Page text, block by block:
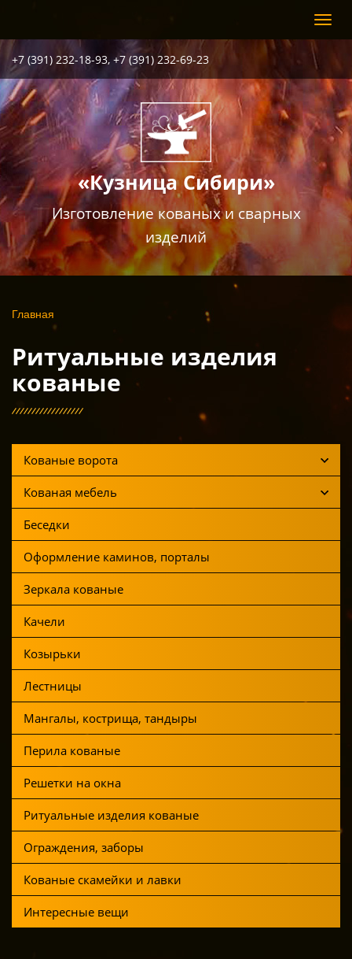
основному
содержанию
+7 (391) 232-18-93, +7 (391) 232-69-23
«Кузница Сибири»
Изготовление кованых и сварных
изделий
Вы
здесь
Главная
Ритуальные изделия
кованые
Кованые ворота
Кованая мебель
Беседки
Оформление каминов, порталы
Зеркала кованые
Качели
Козырьки
Лестницы
Мангалы, кострища, тандыры
Перила кованые
Решетки на окна
Ритуальные изделия кованые
Ограждения, заборы
Кованые скамейки и лавки
Интересные вещи